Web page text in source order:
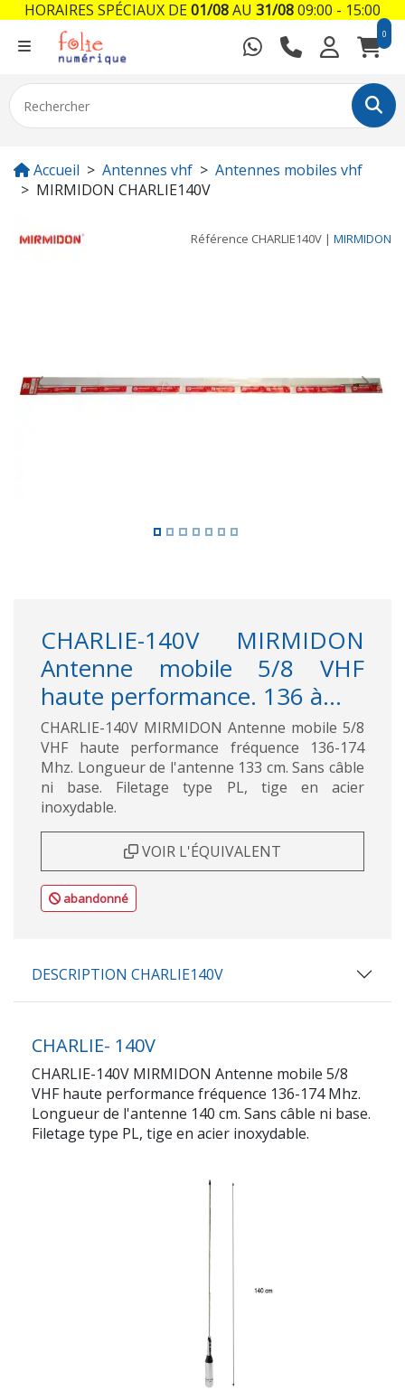
0
Accueil Antennes vhf
Antennes mobiles vhf
MIRMIDON CHARLIE140V
Référence CHARLIE140V | MIRMIDON
Previous Next
CHARLIE-140V MIRMIDON
Antenne mobile 5/8 VHF
haute performance. 136 à...
CHARLIE-140V MIRMIDON Antenne mobile 5/8
VHF haute performance fréquence 136-174
Mhz. Longueur de l'antenne 133 cm. Sans câble
ni base. Filetage type PL, tige en acier
inoxydable.
VOIR L'ÉQUIVALENT
abandonné
DESCRIPTION CHARLIE140V
CHARLIE- 140V
CHARLIE-140V MIRMIDON Antenne mobile 5/8
VHF haute performance fréquence 136-174 Mhz.
Longueur de l'antenne 140 cm. Sans câble ni base.
Filetage type PL, tige en acier inoxydable.
HORAIRES SPÉCIAUX DE01/08AU 31/0809:00 - 15:00